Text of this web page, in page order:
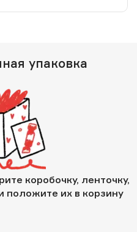
упаковка
коробочку, ленточку,
положите их в корзину